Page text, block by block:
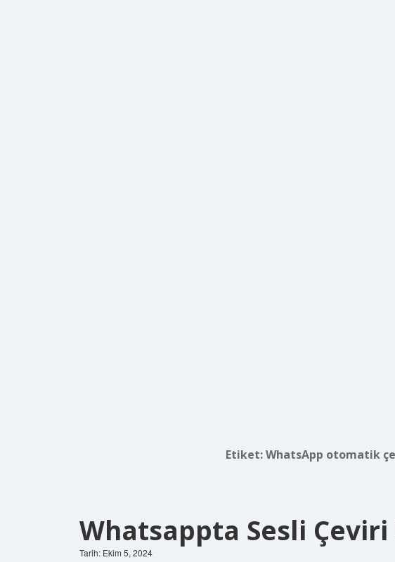
Etiket:WhatsApp otomatik
Whatsappta Sesli Çeviri
Tarih: Ekim 5, 2024